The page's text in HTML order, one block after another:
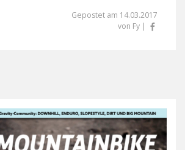
Gepostet am 14.03.2017
von Fy |